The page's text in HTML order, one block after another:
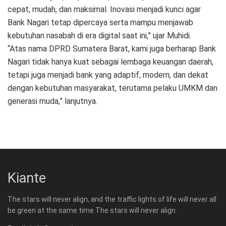
cepat, mudah, dan maksimal. Inovasi menjadi kunci agar
Bank Nagari tetap dipercaya serta mampu menjawab
kebutuhan nasabah di era digital saat ini,” ujar Muhidi.
“Atas nama DPRD Sumatera Barat, kami juga berharap Bank
Nagari tidak hanya kuat sebagai lembaga keuangan daerah,
tetapi juga menjadi bank yang adaptif, modern, dan dekat
dengan kebutuhan masyarakat, terutama pelaku UMKM dan
generasi muda,” lanjutnya.
Kiante
The stars will never align, and the traffic lights of life will never all
be green at the same time.The stars will never align.